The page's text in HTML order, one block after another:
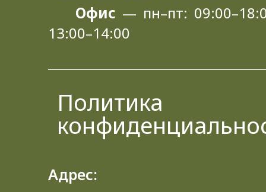
Офис — пн–пт:
13:00–14:00
Политика
Адрес: